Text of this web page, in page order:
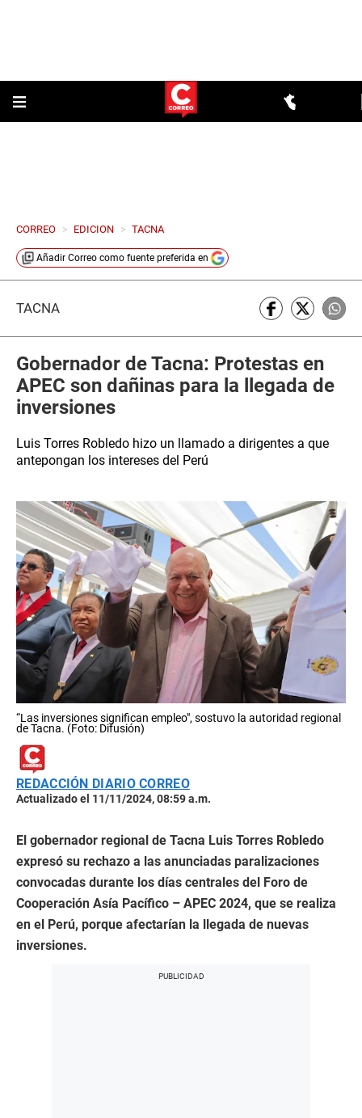
CORREO > EDICION > TACNA
Añadir Correo como fuente preferida en
TACNA
Gobernador de Tacna: Protestas en
APEC son dañinas para la llegada de
inversiones
Luis Torres Robledo hizo un llamado a dirigentes a que
antepongan los intereses del Perú
“Las inversiones significan empleo", sostuvo la autoridad regional
de Tacna. (Foto: Difusión)
REDACCIÓN DIARIO CORREO
Actualizado el 11/11/2024, 08:59 a.m.
El gobernador regional de Tacna Luis Torres Robledo
expresó su rechazo a las anunciadas paralizaciones
convocadas durante los días centrales del Foro de
Cooperación Asía Pacífico – APEC 2024, que se realiza
en el Perú, porque afectarían la llegada de nuevas
inversiones.